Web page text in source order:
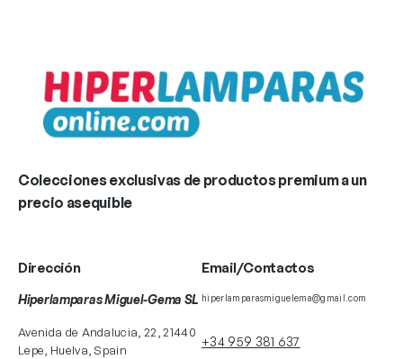
Colecciones exclusivas de productos premium a un
precio asequible
Dirección
Hiperlamparas Miguel-Gema SL
Avenida de Andalucia, 22, 21440
Lepe, Huelva, Spain
Email/Contactos
hiperlamparasmiguelema@gmail.com
+34 959 381 637